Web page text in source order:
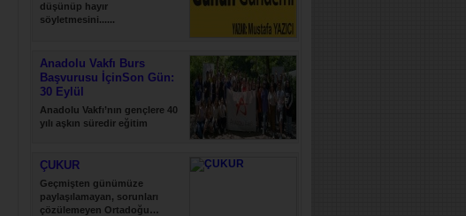
düşünüp hayır
söyletmesini......
Anadolu Vakfı Burs
Başvurusu İçinSon Gün:
30 Eylül
Anadolu Vakfı’nın gençlere 40
yılı aşkın süredir eğitim
ÇUKUR
Geçmişten günümüze
paylaşılamayan, sorunları
çözülemeyen Ortadoğu…